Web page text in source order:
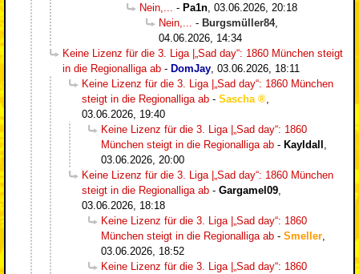
Nein,... - Pa1n, 03.06.2026, 20:18
Nein,... - Burgsmüller84,
04.06.2026, 14:34
Keine Lizenz für die 3. Liga |„Sad day“: 1860 München steigt
in die Regionalliga ab - DomJay, 03.06.2026, 18:11
Keine Lizenz für die 3. Liga |„Sad day“: 1860 München
steigt in die Regionalliga ab - Sascha
,
03.06.2026, 19:40
Keine Lizenz für die 3. Liga |„Sad day“: 1860
München steigt in die Regionalliga ab - Kayldall ,
03.06.2026, 20:00
Keine Lizenz für die 3. Liga |„Sad day“: 1860 München
steigt in die Regionalliga ab - Gargamel09,
03.06.2026, 18:18
Keine Lizenz für die 3. Liga |„Sad day“: 1860
München steigt in die Regionalliga ab - Smeller,
03.06.2026, 18:52
Keine Lizenz für die 3. Liga |„Sad day“: 1860